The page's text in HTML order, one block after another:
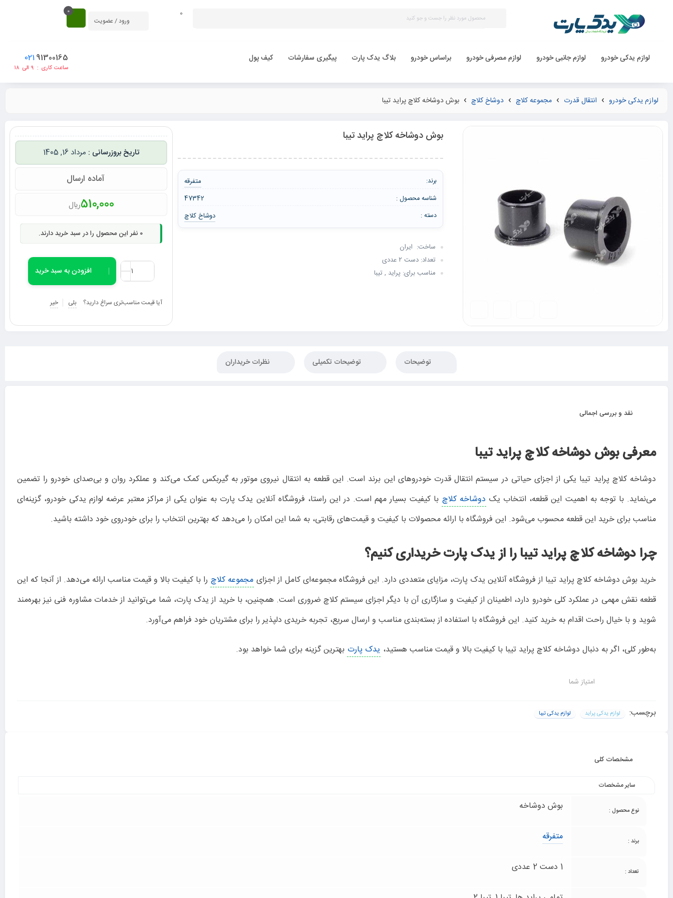
0
ورود / عضویت
0
لوازم یدکی خودرو لوازم جانبی خودرو لوازم مصرفی خودرو براساس خودرو بلاگ یدک پارت پیگیری سفارشات کیف پول 91300165
021
ساعت کاری : ۹ الی ۱۸
لوازم یدکی خودرو انتقال قدرت مجموعه کلاچ دوشاخ کلاچ بوش دوشاخه کلاچ پراید تیبا
بوش دوشاخه کلاچ پراید تیبا
برند: متفرقه
شناسه محصول :
47342
دسته :
دوشاخ کلاچ
ساخت: ایران
تعداد: دست ۲ عددی
مناسب برای: پراید , تیبا
مرداد 16, 1405
آماده ارسال
510,000ریال
0 نفر این محصول را در سبد خرید دارند.
افزودن به سبد خرید
آیا قیمت مناسب‌تری سراغ دارید؟ بلی خیر
توضیحات توضیحات تکمیلی نظرات خریداران
نقد و بررسی اجمالی
معرفی بوش دوشاخه کلاچ پراید تیبا
دوشاخه کلاچ پراید تیبا یکی از اجزای حیاتی در سیستم انتقال قدرت خودروهای این برند است. این قطعه به انتقال نیروی موتور به گیربکس کمک می‌کند و عملکرد روان و بی‌صدای خودرو را تضمین
می‌نماید. با توجه به اهمیت این قطعه، انتخاب یک دوشاخه کلاچ با کیفیت بسیار مهم است. در این راستا، فروشگاه آنلاین یدک پارت به عنوان یکی از مراکز معتبر عرضه لوازم یدکی خودرو، گزینه‌ای
مناسب برای خرید این قطعه محسوب می‌شود. این فروشگاه با ارائه محصولات با کیفیت و قیمت‌های رقابتی، به شما این امکان را می‌دهد که بهترین انتخاب را برای خودروی خود داشته باشید.
چرا دوشاخه کلاچ پراید تیبا را از یدک پارت خریداری کنیم؟
خرید بوش دوشاخه کلاچ پراید تیبا از فروشگاه آنلاین یدک پارت، مزایای متعددی دارد. این فروشگاه مجموعه‌ای کامل از اجزای مجموعه کلاچ را با کیفیت بالا و قیمت مناسب ارائه می‌دهد. از آنجا که این
قطعه نقش مهمی در عملکرد کلی خودرو دارد، اطمینان از کیفیت و سازگاری آن با دیگر اجزای سیستم کلاچ ضروری است. همچنین، با خرید از یدک پارت، شما می‌توانید از خدمات مشاوره فنی نیز بهره‌مند
شوید و با خیال راحت اقدام به خرید کنید. این فروشگاه با استفاده از بسته‌بندی مناسب و ارسال سریع، تجربه خریدی دلپذیر را برای مشتریان خود فراهم می‌آورد.
به‌طور کلی، اگر به دنبال دوشاخه کلاچ پراید تیبا با کیفیت بالا و قیمت مناسب هستید، یدک پارت بهترین گزینه برای شما خواهد بود.
امتیاز شما
برچسب: لوازم یدکی پراید لوازم یدکی تیبا
مشخصات کلی
سایر مشخصات
نوع محصول : بوش دوشاخه
برند : متفرقه
تعداد : 1 دست 2 عددی